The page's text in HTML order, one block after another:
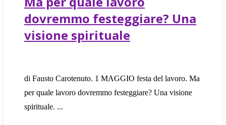
dovremmo festeggiare? Una
visione spirituale
di Fausto Carotenuto. 1 MAGGIO festa del lavoro. Ma
per quale lavoro dovremmo festeggiare? Una visione
spirituale.